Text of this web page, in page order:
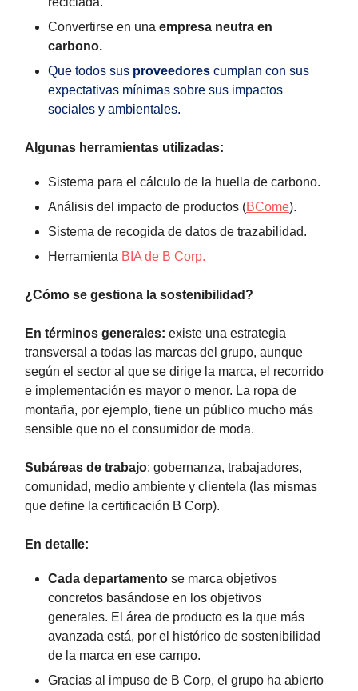
Convertirse en una empresa neutra en
carbono.
Que todos sus proveedores cumplan con sus
expectativas mínimas sobre sus impactos
sociales y ambientales.
Algunas herramientas utilizadas:
Sistema para el cálculo de la huella de carbono.
Análisis del impacto de productos (BCome).
Sistema de recogida de datos de trazabilidad.
Herramienta BIA de B Corp.
¿Cómo se gestiona la sostenibilidad?
En términos generales: existe una estrategia
transversal a todas las marcas del grupo, aunque
según el sector al que se dirige la marca, el recorrido
e implementación es mayor o menor. La ropa de
montaña, por ejemplo, tiene un público mucho más
sensible que no el consumidor de moda.
Subáreas de trabajo: gobernanza, trabajadores,
comunidad, medio ambiente y clientela (las mismas
que define la certificación B Corp).
En detalle:
Cada departamento se marca objetivos
concretos basándose en los objetivos
generales. El área de producto es la que más
avanzada está, por el histórico de sostenibilidad
de la marca en ese campo.
Gracias al impuso de B Corp, el grupo ha abierto